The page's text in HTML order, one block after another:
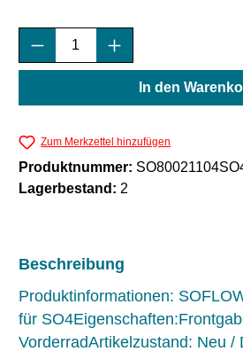
Produkt Anzahl: Gib den
In den
Zum Merkzettel hinzufügen
Produktnummer:
Lagerbestand: 2
Beschreibung
Produktinformationen:
für
VorderradArtikelzustand: Neu